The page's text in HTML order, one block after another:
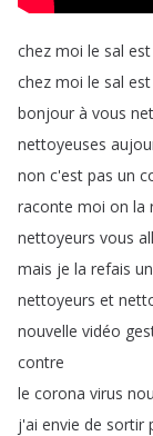
chez moi le sal est
chez moi le sal est
bonjour à vous
nettoyeuses
non c'est pas un
raconte moi on la
nettoyeurs vous
mais je la refais
nettoyeurs et
nouvelle vidéo
contre
le corona virus
j'ai envie de sortir